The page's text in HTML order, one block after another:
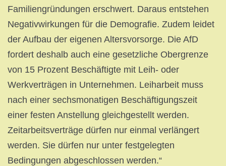
Familiengründungen erschwert. Daraus entstehen
Negativwirkungen für die Demografie. Zudem leidet
der Aufbau der eigenen Altersvorsorge. Die AfD
fordert deshalb auch eine gesetzliche Obergrenze
von 15 Prozent Beschäftigte mit Leih- oder
Werkverträgen in Unternehmen. Leiharbeit muss
nach einer sechsmonatigen Beschäftigungszeit
einer festen Anstellung gleichgestellt werden.
Zeitarbeitsverträge dürfen nur einmal verlängert
werden. Sie dürfen nur unter festgelegten
Bedingungen abgeschlossen werden.“